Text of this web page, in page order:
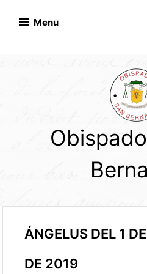
Menu
ÁNGELUS DEL 1
DE 2019